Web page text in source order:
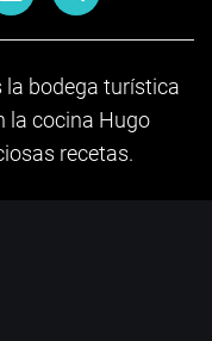
la bodega turística
la cocina Hugo
recetas.